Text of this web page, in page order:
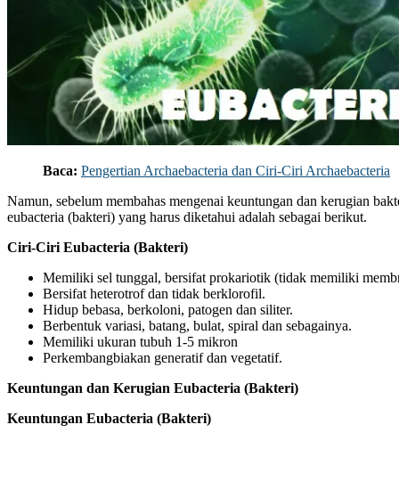
Baca: Pengertian Archaebacteria dan Ciri-Ciri Archaebacteria
Namun, sebelum membahas mengenai keuntungan dan kerugian
eubacteria (bakteri) yang harus diketahui adalah sebagai berikut.
Ciri-Ciri Eubacteria (Bakteri)
Memiliki sel tunggal, bersifat prokariotik (tidak memiliki
Bersifat heterotrof dan tidak berklorofil.
Hidup bebasa, berkoloni, patogen dan siliter.
Berbentuk variasi, batang, bulat, spiral dan sebagainya.
Memiliki ukuran tubuh 1-5 mikron
Perkembangbiakan generatif dan vegetatif.
Keuntungan dan Kerugian Eubacteria (Bakteri)
Keuntungan Eubacteria (Bakteri)